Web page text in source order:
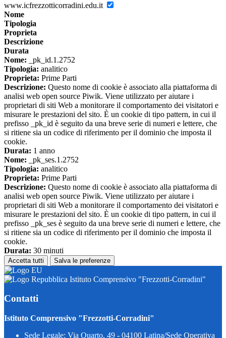
www.icfrezzotticorradini.edu.it
Nome
Tipologia
Proprieta
Descrizione
Durata
Nome: _pk_id.1.2752
Tipologia: analitico
Proprieta: Prime Parti
Descrizione: Questo nome di cookie è associato alla piattaforma di
analisi web open source Piwik. Viene utilizzato per aiutare i
proprietari di siti Web a monitorare il comportamento dei visitatori e
misurare le prestazioni del sito. È un cookie di tipo pattern, in cui il
prefisso _pk_id è seguito da una breve serie di numeri e lettere, che
si ritiene sia un codice di riferimento per il dominio che imposta il
cookie.
Durata: 1 anno
Nome: _pk_ses.1.2752
Tipologia: analitico
Proprieta: Prime Parti
Descrizione: Questo nome di cookie è associato alla piattaforma di
analisi web open source Piwik. Viene utilizzato per aiutare i
proprietari di siti Web a monitorare il comportamento dei visitatori e
misurare le prestazioni del sito. È un cookie di tipo pattern, in cui il
prefisso _pk_ses è seguito da una breve serie di numeri e lettere, che
si ritiene sia un codice di riferimento per il dominio che imposta il
cookie.
Durata: 30 minuti
Accetta tutti Salva le preferenze
Istituto Comprensivo "Frezzotti-Corradini"
Contatti
Istituto Comprensivo "Frezzotti-Corradini"
Sede Legale: Via Quarto, 49 - 04100 Latina/Sede Operativa